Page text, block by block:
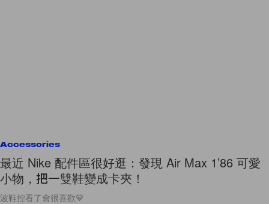
Accessories
最近 Nike 配件區很好逛：發現 Air Max 1’86 可愛
小物，把一雙鞋變成卡夾！
波鞋控看了會很喜歡💙